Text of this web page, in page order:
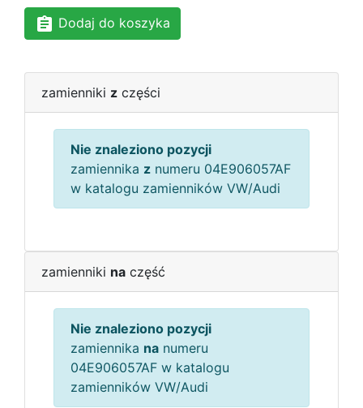
Dodaj do koszyka
zamienniki z części
Nie znaleziono pozycji
zamiennika z numeru 04E906057AF
w katalogu zamienników VW/Audi
zamienniki na część
Nie znaleziono pozycji
zamiennika na numeru
04E906057AF w katalogu
zamienników VW/Audi